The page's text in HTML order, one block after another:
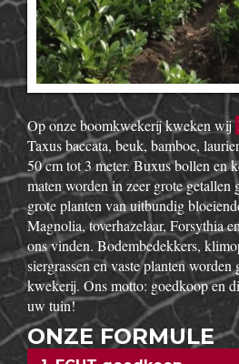
Op onze boomkwekerij kweken wij
Taxus baccata, beuk, bamboe,
50 cm tot 3 meter. Buxus bollen en
maten worden in zeer grote getallen
grote planten van uitbundig
Magnolia, toverhazelaar, Forsythia
ons vinden. Bodembedekkers,
siergrassen en vaste planten
kwekerij. Ons motto: goedkoop en
uw tuin!
ONZE FORMULE